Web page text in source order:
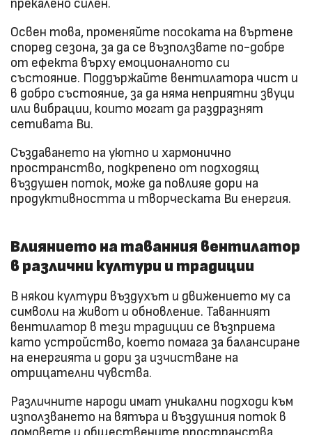
прекалено силен.
Освен това, променяйте посоката на въртене
според сезона, за да се възползвате по-добре
от ефекта върху емоционалното си
състояние. Поддържайте вентилатора чист и
в добро състояние, за да няма неприятни звуци
или вибрации, които могат да раздразнят
сетивата Ви.
Създаването на уютно и хармонично
пространство, подкрепено от подходящ
въздушен поток, може да повлияе дори на
продуктивността и творческата Ви енергия.
Влиянието на таванния вентилатор
в различни култури и традиции
В някои култури въздухът и движението му са
символи на живот и обновление. Таванният
вентилатор в тези традиции се възприема
като устройство, което помага за балансиране
на енергията и дори за изчистване на
отрицателни чувства.
Различните народи имат уникални подходи към
използването на вятъра и въздушния поток в